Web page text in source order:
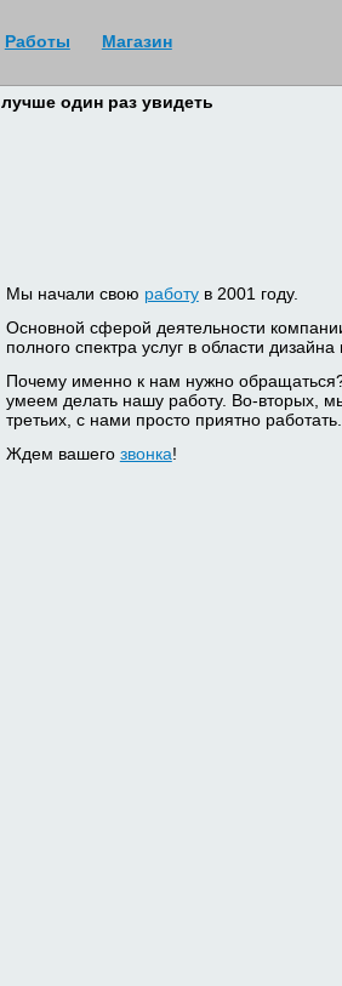
Работы Магазин
лучше один раз увидеть
Мы начали свою работув 2001 году.
Основной сферой деятельности
полного спектра услуг в области
Почему именно к нам нужно
умеем делать нашу работу. Во-вторых,
третьих, с нами просто приятно работать.
Ждем вашего звонка!